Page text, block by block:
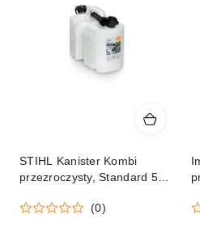
STIHL Kanister Kombi
przezroczysty, Standard 5 l /
(0)